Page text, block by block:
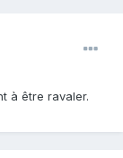
à être ravaler.